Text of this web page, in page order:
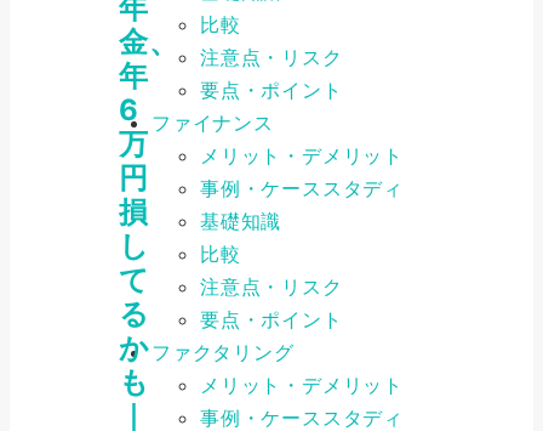
年
金、
年
6
万
円
損
し
て
る
か
も
比較
注意点・リスク
要点・ポイント
ファイナンス
メリット・デメリット
事例・ケーススタディ
基礎知識
比較
注意点・リスク
要点・ポイント
ファクタリング
メリット・デメリット
事例・ケーススタディ